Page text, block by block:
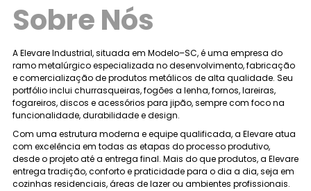
Sobre Nós
A Elevare Industrial, situada em Modelo–SC, é uma empresa do
ramo metalúrgico especializada no desenvolvimento, fabricação
e comercialização de produtos metálicos de alta qualidade. Seu
portfólio inclui churrasqueiras, fogões a lenha, fornos, lareiras,
fogareiros, discos e acessórios para jipão, sempre com foco na
funcionalidade, durabilidade e design.
Com uma estrutura moderna e equipe qualificada, a Elevare atua
com excelência em todas as etapas do processo produtivo,
desde o projeto até a entrega final. Mais do que produtos, a Elevare
entrega tradição, conforto e praticidade para o dia a dia, seja em
cozinhas residenciais, áreas de lazer ou ambientes profissionais.